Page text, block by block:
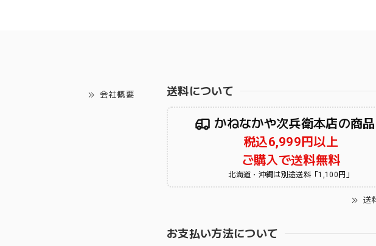
会社概要 送料について
かねなかや次兵衛本店の商
税込6,999円以上
ご購入で送料無料
北海道・沖縄は別途送料「1,100円」
送
お支払い方法について